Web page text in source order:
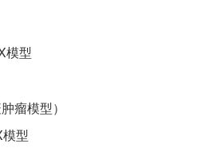
模型
瘤模型）
型